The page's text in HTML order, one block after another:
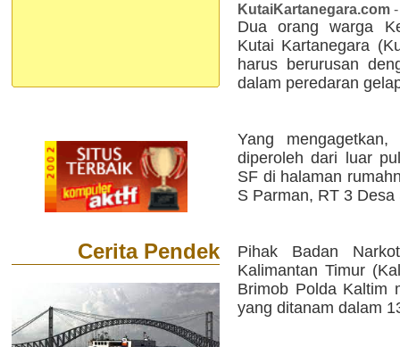
Cerita Pendek
KutaiKartanegara.com
Dua orang warga
Kutai Kartanegara
harus berurusan
dalam peredaran
Yang
diperoleh dari luar
SF di halaman
S Parman, RT 3
Pihak Badan
Kalimantan Timur
Brimob Polda Kaltim
yang ditanam dalam